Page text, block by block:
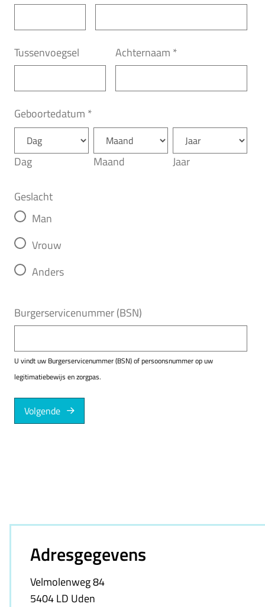
Tussenvoegsel Achternaam *
Geboortedatum *
Dag Maand Jaar
Geslacht
Man
Vrouw
Anders
Burgerservicenummer (BSN)
U vindt uw Burgerservicenummer (BSN) of persoonsnummer op uw
legitimatiebewijs en zorgpas.
Volgende
Adresgegevens
Velmolenweg 84
5404 LD Uden